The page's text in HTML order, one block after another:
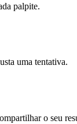
palpite.
uma tentativa.
o seu